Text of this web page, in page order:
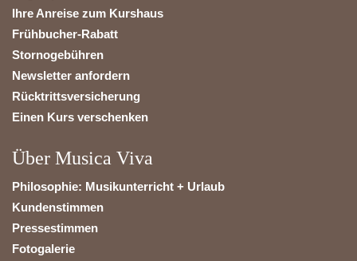
Ihre Anreise zum Kurshaus
Frühbucher-Rabatt
Stornogebühren
Newsletter anfordern
Rücktrittsversicherung
Einen Kurs verschenken
Über Musica Viva
Philosophie: Musikunterricht + Urlaub
Kundenstimmen
Pressestimmen
Fotogalerie